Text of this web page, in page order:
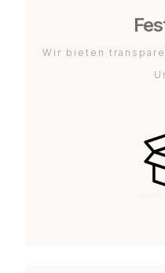
Wir bieten